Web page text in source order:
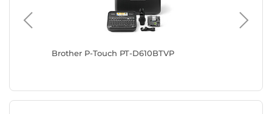
Brother P-Touch PT-D610BTVP